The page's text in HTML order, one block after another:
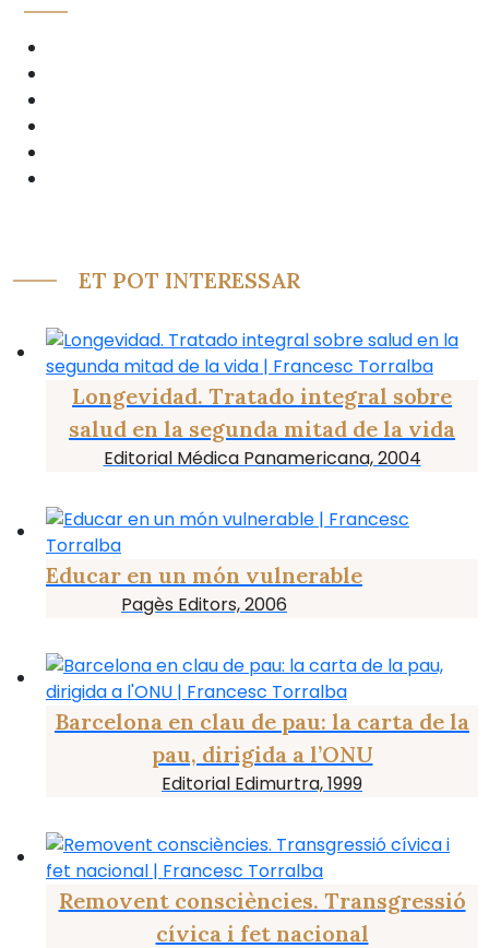
ET POT INTERESSAR
Longevidad. Tratado integral sobre
salud en la segunda mitad de la vida
Editorial Médica Panamericana, 2004
Educar en un món vulnerable
Pagès Editors, 2006
Barcelona en clau de pau: la carta de la
pau, dirigida a l’ONU
Editorial Edimurtra, 1999
Removent consciències. Transgressió
cívica i fet nacional